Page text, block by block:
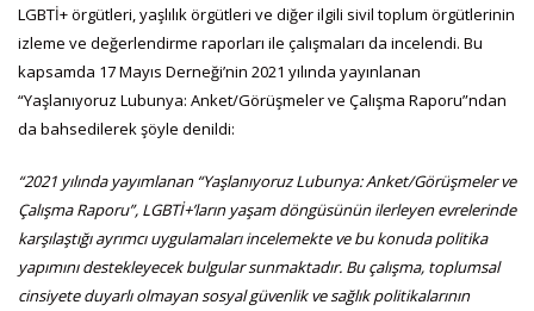
LGBTİ+ örgütleri, yaşlılık örgütleri ve diğer ilgili sivil toplum örgütlerinin
izleme ve değerlendirme raporları ile çalışmaları da incelendi. Bu
kapsamda 17 Mayıs Derneği’nin 2021 yılında yayınlanan
“Yaşlanıyoruz Lubunya: Anket/Görüşmeler ve Çalışma Raporu”ndan
da bahsedilerek şöyle denildi:
“2021 yılında yayımlanan “Yaşlanıyoruz Lubunya: Anket/Görüşmeler ve
Çalışma Raporu”, LGBTİ+’ların yaşam döngüsünün ilerleyen evrelerinde
karşılaştığı ayrımcı uygulamaları incelemekte ve bu konuda politika
yapımını destekleyecek bulgular sunmaktadır. Bu çalışma, toplumsal
cinsiyete duyarlı olmayan sosyal güvenlik ve sağlık politikalarının